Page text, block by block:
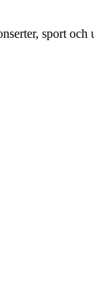
sport och